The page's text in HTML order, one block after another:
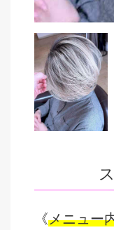
《メニュー